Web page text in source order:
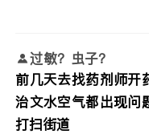
过敏？虫子？
前几天去找药剂师开
治文水空气都出现问
打扫街道